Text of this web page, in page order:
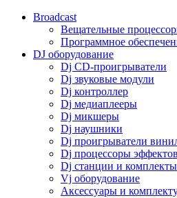
Broadcast
Вещательные
Программное
DJ оборудование
Dj CD-проигрыватели
Dj звуковые модули
Dj контроллер
Dj медиаплееры
Dj микшеры
Dj наушники
Dj проигрыватели
Dj процессоры эффектов
Dj станции и комплекты
Vj оборудование
Аксессуары и